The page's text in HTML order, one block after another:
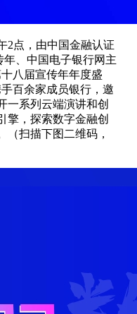
2点，由中国金融认证
年、中国电子银行网主
八届宣传年年度盛
百余家成员银行，邀
一系列云端演讲和创
擎，探索数字金融创
（扫描下图二维码，